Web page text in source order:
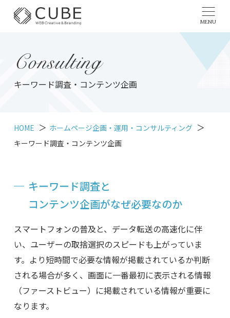
MENU
Consulting
キーワード調査・コンテンツ企画
HOME
ホームページ企画・運用・コンサルティング
キーワード調査・コンテンツ企画
キーワード調査と
コンテンツ企画がなぜ必要なのか
スマートフォンの普及と、データ転送の高速化に伴
い、ユーザーの取捨選択のスピードも上がっていま
す。より短時間で必要な情報が掲載されているか判断
される場合が多く、画面に一番最初に表示される情報
（ファーストビュー）に掲載されている情報が重要に
なります。